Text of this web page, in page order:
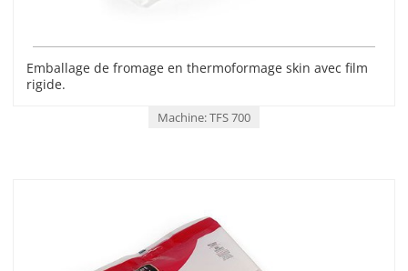
Emballage de fromage en thermoformage skin avec film
rigide.
Machine: TFS 700